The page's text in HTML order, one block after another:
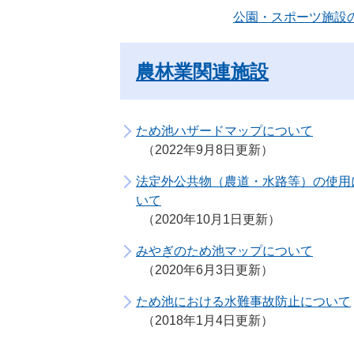
公園・スポーツ施設
農林業関連施設
ため池ハザードマップについて
2022年9月8日更新
法定外公共物（農道・水路等）の使用
いて
2020年10月1日更新
みやぎのため池マップについて
2020年6月3日更新
ため池における水難事故防止について
2018年1月4日更新